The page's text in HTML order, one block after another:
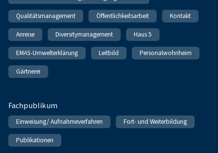
Qualitätsmanagement Öffentlichkeitsarbeit Kontakt
Anreise Diversitymanagement Haus 5
EMAS-Umwelterklärung Leitbild Personalwohnheim
Gärtnerei
Fachpublikum
Einweisung/ Aufnahmeverfahren Fort- und Weiterbildung
Publikationen